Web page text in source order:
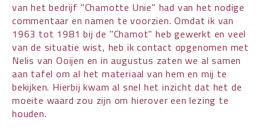
van het bedrijf "Chamotte Unie" had van het nodige
commentaar en namen te voorzien. Omdat ik van
1963 tot 1981 bij de "Chamot" heb gewerkt en veel
van de situatie wist, heb ik contact opgenomen met
Nelis van Ooijen en in augustus zaten we al samen
aan tafel om al het materiaal van hem en mij te
bekijken. Hierbij kwam al snel het inzicht dat het de
moeite waard zou zijn om hierover een lezing te
houden.